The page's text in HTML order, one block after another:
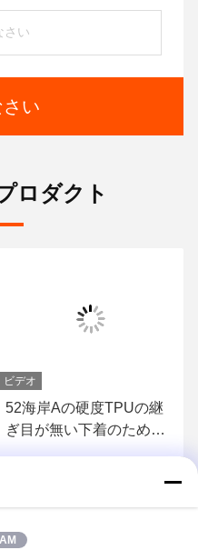
い
ロダクト
ビデオ
52海岸Aの硬度TPUの継
ぎ目が無い下着のための